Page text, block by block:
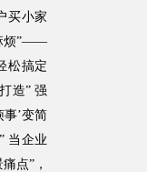
买小家
烦”——
松搞定
造” 强
事’变简
当企业
点”，